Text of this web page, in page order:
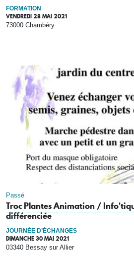
FORMATION
VENDREDI 28 MAI 2021
73000 Chambéry
Passé
Troc Plantes Animation /
différenciée
JOURNÉE D’ÉCHANGES
DIMANCHE 30 MAI 2021
03340 Bessay sur Allier